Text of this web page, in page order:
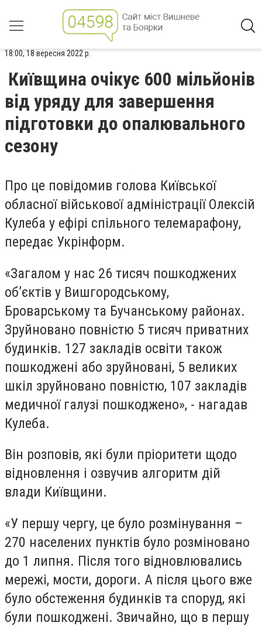
18:00, 18 вересня 2022 р.
Київщина очікує 600 мільйонів
від уряду для завершення
підготовки до опалювального
сезону
Про це повідомив голова Київської
обласної військової адміністрації Олексій
Кулеба у ефірі спільного телемарафону,
передає Укрінформ.
«Загалом у нас 26 тисяч пошкоджених
об’єктів у Вишгородському,
Броварському та Бучанському районах.
Зруйновано повністю 5 тисяч приватних
будинків. 127 закладів освіти також
пошкоджені або зруйновані, 5 великих
шкіл зруйновано повністю, 107 закладів
медичної галузі пошкоджено», - нагадав
Кулеба.
Він розповів, які були пріоритети щодо
відновлення і озвучив алгоритм дій
влади Київщини.
«У першу чергу, це було розмінування –
270 населених пунктів було розміновано
до 1 липня. Після того відновлювались
мережі, мости, дороги. А після цього вже
було обстеження будинків та споруд, які
були пошкоджені. Звичайно, що в першу